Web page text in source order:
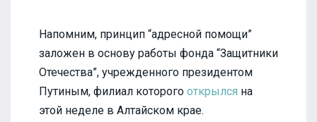
Напомним, принцип “адресной помощи”
заложен в основу работы фонда “Защитники
Отечества”, учрежденного президентом
Путиным, филиал которого открылся на
этой неделе в Алтайском крае.